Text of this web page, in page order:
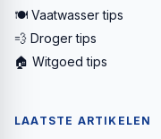
🍽️ Vaatwasser tips
💨 Droger tips
🏠 Witgoed tips
LAATSTE ARTIKELEN